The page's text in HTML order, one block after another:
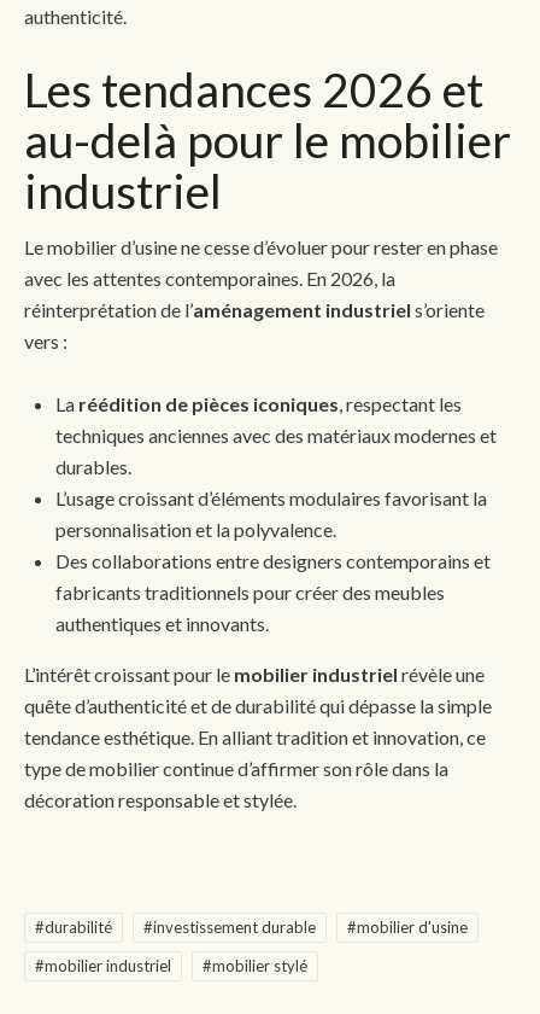
authenticité.
Les tendances 2026 et
au-delà pour le mobilier
industriel
Le mobilier d’usine ne cesse d’évoluer pour rester en phase
avec les attentes contemporaines. En 2026, la
réinterprétation de l’aménagement industriel s’oriente
vers :
La réédition de pièces iconiques, respectant les
techniques anciennes avec des matériaux modernes et
durables.
L’usage croissant d’éléments modulaires favorisant la
personnalisation et la polyvalence.
Des collaborations entre designers contemporains et
fabricants traditionnels pour créer des meubles
authentiques et innovants.
L’intérêt croissant pour le mobilier industriel révèle une
quête d’authenticité et de durabilité qui dépasse la simple
tendance esthétique. En alliant tradition et innovation, ce
type de mobilier continue d’affirmer son rôle dans la
décoration responsable et stylée.
#durabilité #investissement durable
#mobilier d'usine
#mobilier industriel
#mobilier stylé